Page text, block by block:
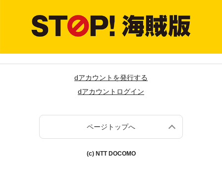
dアカウントを発行する
dアカウントログイン
ページトップへ
(c) NTT DOCOMO